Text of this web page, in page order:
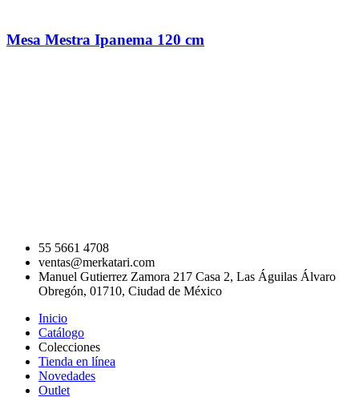
Mesa Mestra Ipanema 120 cm
55 5661 4708
ventas@merkatari.com
Manuel Gutierrez Zamora 217 Casa 2, Las Águilas Álvaro
Obregón, 01710, Ciudad de México
Inicio
Catálogo
Colecciones
Tienda en línea
Novedades
Outlet